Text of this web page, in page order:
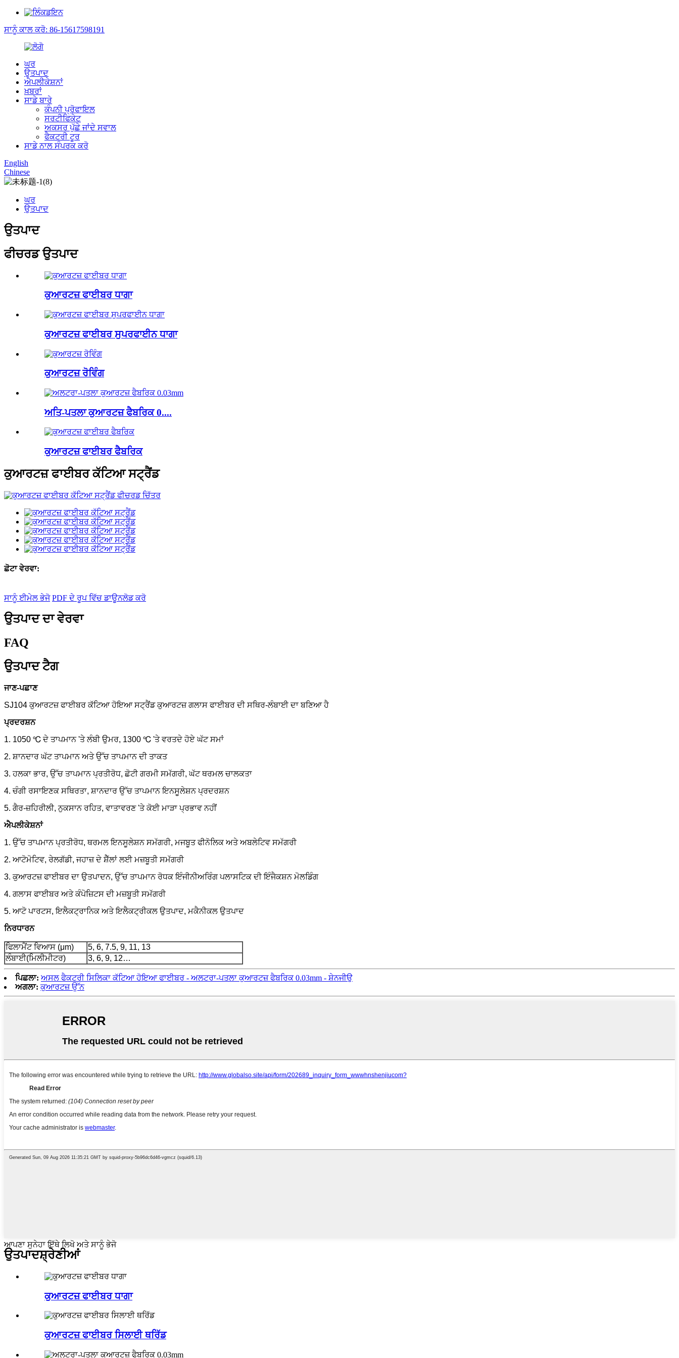
ਸਾਨੂੰ ਕਾਲ ਕਰੋ: 86-15617598191
ਘਰ
ਉਤਪਾਦ
ਐਪਲੀਕੇਸ਼ਨਾਂ
ਖ਼ਬਰਾਂ
ਸਾਡੇ ਬਾਰੇ
ਕੰਪਨੀ ਪ੍ਰੋਫਾਇਲ
ਸਰਟੀਫਿਕੇਟ
ਅਕਸਰ ਪੁੱਛੇ ਜਾਂਦੇ ਸਵਾਲ
ਫੈਕਟਰੀ ਟੂਰ
ਸਾਡੇ ਨਾਲ ਸੰਪਰਕ ਕਰੋ
English
Chinese
ਘਰ
ਉਤਪਾਦ
ਉਤਪਾਦ
ਫੀਚਰਡ ਉਤਪਾਦ
ਕੁਆਰਟਜ਼ ਫਾਈਬਰ ਧਾਗਾ
ਕੁਆਰਟਜ਼ ਫਾਈਬਰ ਸੁਪਰਫਾਈਨ ਧਾਗਾ
ਕੁਆਰਟਜ਼ ਰੋਵਿੰਗ
ਅਤਿ-ਪਤਲਾ ਕੁਆਰਟਜ਼ ਫੈਬਰਿਕ 0....
ਕੁਆਰਟਜ਼ ਫਾਈਬਰ ਫੈਬਰਿਕ
ਕੁਆਰਟਜ਼ ਫਾਈਬਰ ਕੱਟਿਆ ਸਟ੍ਰੈਂਡ
ਛੋਟਾ ਵੇਰਵਾ:
ਸਾਨੂੰ ਈਮੇਲ ਭੇਜੋ PDF ਦੇ ਰੂਪ ਵਿੱਚ ਡਾਊਨਲੋਡ ਕਰੋ
ਉਤਪਾਦ ਦਾ ਵੇਰਵਾ
FAQ
ਉਤਪਾਦ ਟੈਗ
ਜਾਣ-ਪਛਾਣ
SJ104 ਕੁਆਰਟਜ਼ ਫਾਈਬਰ ਕੱਟਿਆ ਹੋਇਆ ਸਟ੍ਰੈਂਡ ਕੁਆਰਟਜ਼ ਗਲਾਸ ਫਾਈਬਰ ਦੀ ਸਥਿਰ-ਲੰਬਾਈ ਦਾ ਬਣਿਆ ਹੈ
ਪ੍ਰਦਰਸ਼ਨ
1. 1050 ℃ ਦੇ ਤਾਪਮਾਨ 'ਤੇ ਲੰਬੀ ਉਮਰ, 1300 ℃ 'ਤੇ ਵਰਤਦੇ ਹੋਏ ਘੱਟ ਸਮਾਂ
2. ਸ਼ਾਨਦਾਰ ਘੱਟ ਤਾਪਮਾਨ ਅਤੇ ਉੱਚ ਤਾਪਮਾਨ ਦੀ ਤਾਕਤ
3. ਹਲਕਾ ਭਾਰ, ਉੱਚ ਤਾਪਮਾਨ ਪ੍ਰਤੀਰੋਧ, ਛੋਟੀ ਗਰਮੀ ਸਮੱਗਰੀ, ਘੱਟ ਥਰਮਲ ਚਾਲਕਤਾ
4. ਚੰਗੀ ਰਸਾਇਣਕ ਸਥਿਰਤਾ, ਸ਼ਾਨਦਾਰ ਉੱਚ ਤਾਪਮਾਨ ਇਨਸੂਲੇਸ਼ਨ ਪ੍ਰਦਰਸ਼ਨ
5. ਗੈਰ-ਜ਼ਹਿਰੀਲੀ, ਨੁਕਸਾਨ ਰਹਿਤ, ਵਾਤਾਵਰਣ 'ਤੇ ਕੋਈ ਮਾੜਾ ਪ੍ਰਭਾਵ ਨਹੀਂ
ਐਪਲੀਕੇਸ਼ਨਾਂ
1. ਉੱਚ ਤਾਪਮਾਨ ਪ੍ਰਤੀਰੋਧ, ਥਰਮਲ ਇਨਸੂਲੇਸ਼ਨ ਸਮੱਗਰੀ, ਮਜਬੂਤ ਫੀਨੋਲਿਕ ਅਤੇ ਅਬਲੇਟਿਵ ਸਮੱਗਰੀ
2. ਆਟੋਮੋਟਿਵ, ਰੇਲਗੱਡੀ, ਜਹਾਜ਼ ਦੇ ਸ਼ੈੱਲਾਂ ਲਈ ਮਜ਼ਬੂਤੀ ਸਮੱਗਰੀ
3. ਕੁਆਰਟਜ਼ ਫਾਈਬਰ ਦਾ ਉਤਪਾਦਨ, ਉੱਚ ਤਾਪਮਾਨ ਰੋਧਕ ਇੰਜੀਨੀਅਰਿੰਗ ਪਲਾਸਟਿਕ ਦੀ ਇੰਜੈਕਸ਼ਨ ਮੋਲਡਿੰਗ
4. ਗਲਾਸ ਫਾਈਬਰ ਅਤੇ ਕੰਪੋਜ਼ਿਟਸ ਦੀ ਮਜ਼ਬੂਤੀ ਸਮੱਗਰੀ
5. ਆਟੋ ਪਾਰਟਸ, ਇਲੈਕਟ੍ਰਾਨਿਕ ਅਤੇ ਇਲੈਕਟ੍ਰੀਕਲ ਉਤਪਾਦ, ਮਕੈਨੀਕਲ ਉਤਪਾਦ
ਨਿਰਧਾਰਨ
ਫਿਲਾਮੈਂਟ ਵਿਆਸ (μm)
5, 6, 7.5, 9, 11, 13
ਲੰਬਾਈ(ਮਿਲੀਮੀਟਰ)
3, 6, 9, 12…
ਪਿਛਲਾ: ਅਸਲ ਫੈਕਟਰੀ ਸਿਲਿਕਾ ਕੱਟਿਆ ਹੋਇਆ ਫਾਈਬਰ - ਅਲਟਰਾ-ਪਤਲਾ ਕੁਆਰਟਜ਼ ਫੈਬਰਿਕ 0.03mm - ਸ਼ੇਨਜੀਉ
ਅਗਲਾ: ਕੁਆਰਟਜ਼ ਉੱਨ
ਆਪਣਾ ਸੁਨੇਹਾ ਇੱਥੇ ਲਿਖੋ ਅਤੇ ਸਾਨੂੰ ਭੇਜੋ
ਉਤਪਾਦਸ਼੍ਰੇਣੀਆਂ
ਕੁਆਰਟਜ਼ ਫਾਈਬਰ ਧਾਗਾ
ਕੁਆਰਟਜ਼ ਫਾਈਬਰ ਸਿਲਾਈ ਥਰਿੱਡ